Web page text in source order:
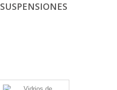
SUSPENSIONES